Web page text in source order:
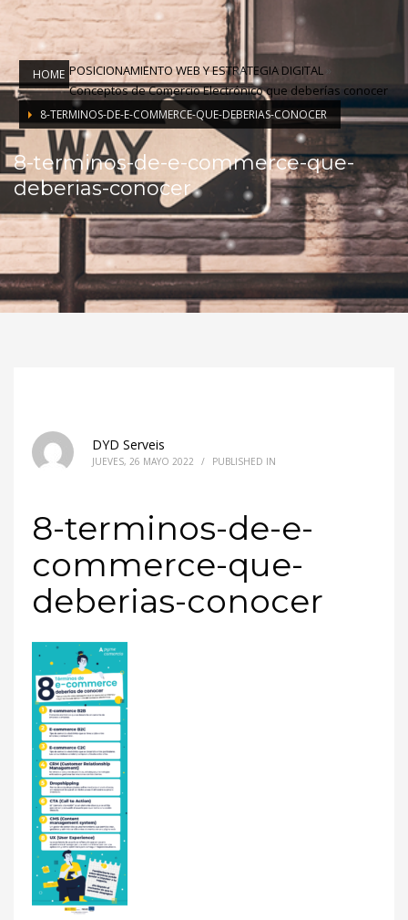
HOME POSICIONAMIENTO WEB Y ESTRATEGIA DIGITAL
Conceptos de Comercio Electrónico que deberías conocer
8-TERMINOS-DE-E-COMMERCE-QUE-DEBERIAS-CONOCER
8-terminos-de-e-commerce-que-
deberias-conocer
DYD Serveis
JUEVES, 26 MAYO 2022 / PUBLISHED IN
8-terminos-de-e-
commerce-que-
deberias-conocer